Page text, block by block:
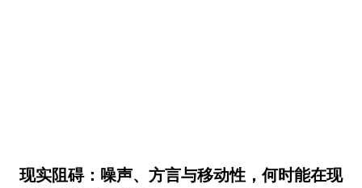
现实阻碍：噪声、方言与移动性，何时能在现